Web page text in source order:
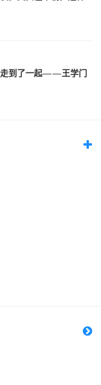
走到了一起——王学门